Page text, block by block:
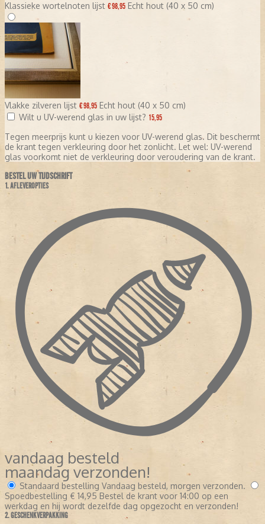
Klassieke wortelnoten lijst € 98,95 Echt hout (40 x 50 cm)
Vlakke zilveren lijst € 98,95 Echt hout (40 x 50 cm)
Wilt u UV-werend glas in uw lijst? 15,95
Tegen meerprijs kunt u kiezen voor UV-werend glas. Dit beschermt
de krant tegen verkleuring door het zonlicht. Let wel: UV-werend
glas voorkomt niet de verkleuring door veroudering van de krant.
BESTEL UW TIJDSCHRIFT
1. AFLEVEROPTIES
vandaag besteld
maandag verzonden!
Standaard bestelling Vandaag besteld, morgen verzonden.
Spoedbestelling € 14,95 Bestel de krant voor 14:00 op een
werkdag en hij wordt dezelfde dag opgezocht en verzonden!
2. GESCHENKVERPAKKING